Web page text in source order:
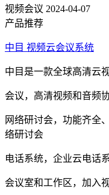
视频会议 2024-04-07
产品推荐
中目 视频云会议系统
中目是一款全球高清云
会议，高清视频和音频
网络研讨会，功能齐全
络研讨会
电话系统，企业云电话
会议室和工作区，加入